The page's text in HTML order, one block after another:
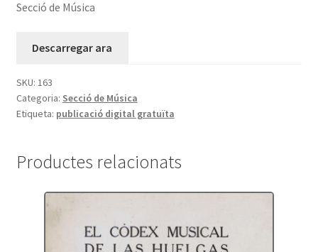
Secció de Música
Descarregar ara
SKU: 163
Categoria: Secció de Música
Etiqueta: publicació digital gratuïta
Productes relacionats